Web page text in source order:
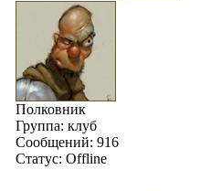
Полковник
Группа: клуб
Сообщений: 916
Статус: Offline